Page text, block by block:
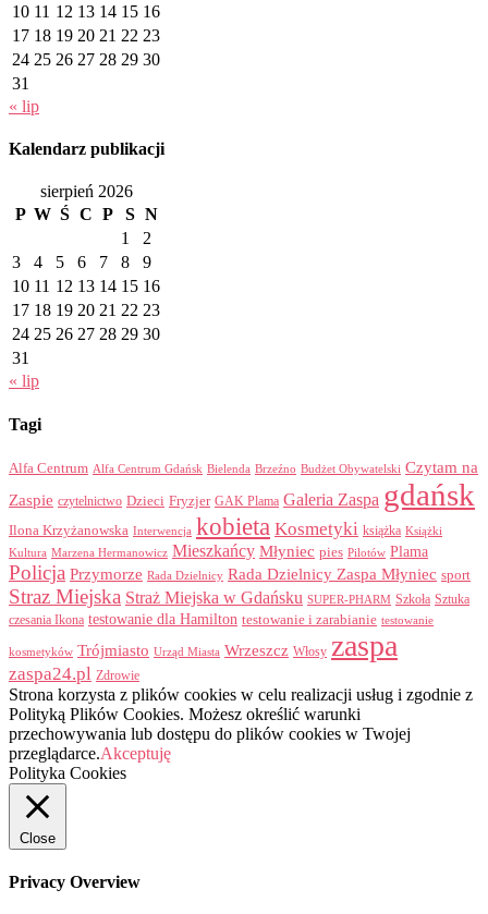
10 11 12 13 14 15 16
17 18 19 20 21 22 23
24 25 26 27 28 29 30
31
« lip
Kalendarz publikacji
sierpień 2026
P W Ś C P S N
1
2
3
4 5 6 7 8
9
10 11 12 13 14 15 16
17 18 19 20 21 22 23
24 25 26 27 28 29 30
31
« lip
Tagi
Alfa Centrum Alfa Centrum Gdańsk Bielenda Brzeźno Budżet Obywatelski Czytam na
Zaspie czytelnictwo Dzieci Fryzjer GAK Plama Galeria Zaspa gdańsk
Ilona Krzyżanowska Interwencja kobieta Kosmetyki książka Książki
Kultura Marzena Hermanowicz Mieszkańcy Młyniec pies Pilotów Plama
Policja Przymorze Rada Dzielnicy Rada Dzielnicy Zaspa Młyniec sport
Straz Miejska Straż Miejska w Gdańsku SUPER-PHARM Szkoła Sztuka
czesania Ikona testowanie dla Hamilton testowanie i zarabianie testowanie
kosmetyków Trójmiasto Urząd Miasta Wrzeszcz Włosy zaspa
zaspa24.pl Zdrowie
Strona korzysta z plików cookies w celu realizacji usług i zgodnie z
Polityką Plików Cookies. Możesz określić warunki
przechowywania lub dostępu do plików cookies w Twojej
przeglądarce.Akceptuję
Polityka Cookies
Close
Privacy Overview